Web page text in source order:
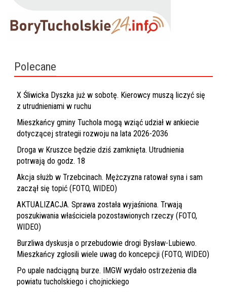
Polecane
X Śliwicka Dyszka już w sobotę. Kierowcy muszą liczyć się
z utrudnieniami w ruchu
Mieszkańcy gminy Tuchola mogą wziąć udział w ankiecie
dotyczącej strategii rozwoju na lata 2026-2036
Droga w Kruszce będzie dziś zamknięta. Utrudnienia
potrwają do godz. 18
Akcja służb w Trzebcinach. Mężczyzna ratował syna i sam
zaczął się topić (FOTO, WIDEO)
AKTUALIZACJA. Sprawa została wyjaśniona. Trwają
poszukiwania właściciela pozostawionych rzeczy (FOTO,
WIDEO)
Burzliwa dyskusja o przebudowie drogi Bysław-Lubiewo.
Mieszkańcy zgłosili wiele uwag do koncepcji (FOTO, WIDEO)
Po upale nadciągną burze. IMGW wydało ostrzeżenia dla
powiatu tucholskiego i chojnickiego